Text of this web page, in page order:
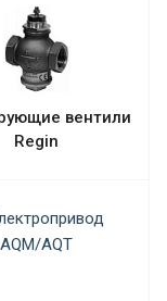
вентили
Regin